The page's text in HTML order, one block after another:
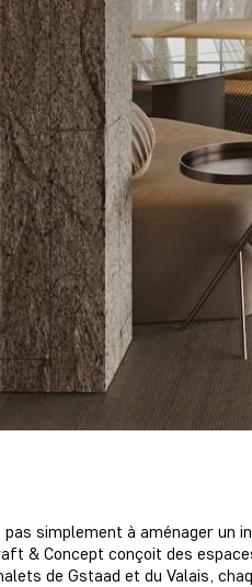
simplement à aménager
& Concept conçoit des
de Gstaad et du Valais,